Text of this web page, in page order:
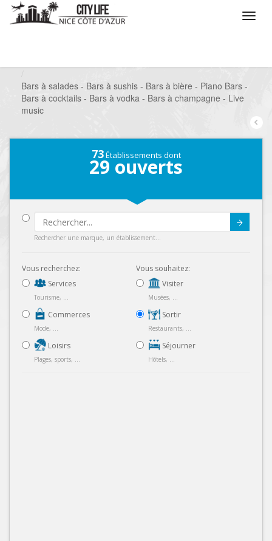
Bars à salades - Bars à sushis - Bars à bière - Piano Bars -
Bars à cocktails - Bars à vodka - Bars à champagne - Live
music
73Établissements dont
29 ouverts
Rechercher une marque, un établissement...
Vous recherchez:
Services
Tourisme, ...
Commerces
Mode, ...
Loisirs
Plages, sports, ...
Vous souhaitez:
Visiter
Musées, ...
Sortir
Restaurants, ...
Séjourner
Hôtels, ...